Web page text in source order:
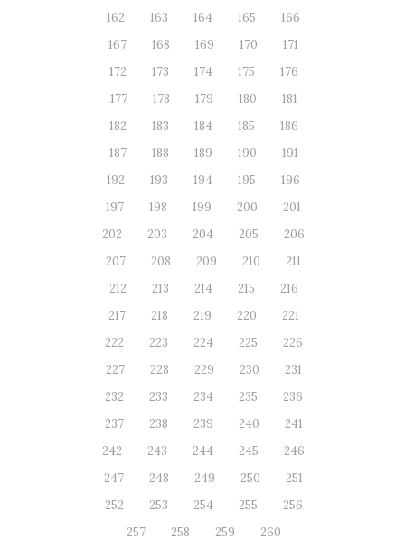
162
163 164 165
166
167
168 169 170
171
172
173 174 175
176
177
178 179 180
181
182
183 184 185
186
187
188 189 190
191
192
193 194 195
196
197
198 199 200
201
202
203 204 205
206
207
208 209 210
211
212
213 214 215
216
217
218 219 220
221
222
223 224 225
226
227
228 229 230
231
232
233 234 235
236
237
238 239 240
241
242
243 244 245
246
247
248 249 250
251
252
253 254 255
256
257
258 259 260